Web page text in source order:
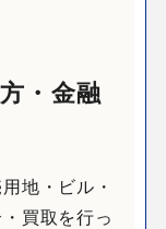
・金融
地・ビル・
買取を行っ